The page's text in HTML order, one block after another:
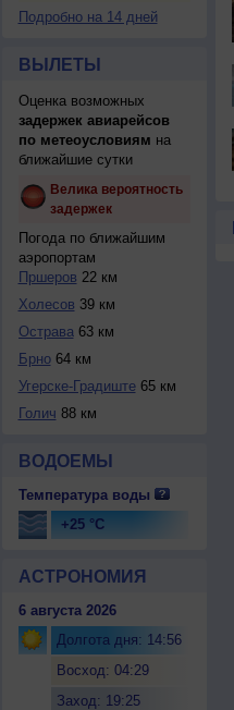
Подробно на 14 дней
ВЫЛЕТЫ
Оценка возможных
задержек авиарейсов
по метеоусловиям на
ближайшие сутки
Велика вероятность
задержек
Погода по ближайшим
аэропортам
Пршеров 22 км
Холесов 39 км
Острава63 км
Брно64 км
Угерске-Градиште65 км
Голич 88 км
ВОДОЕМЫ
Температура воды
+25 °C
АСТРОНОМИЯ
6 августа 2026
Долгота дня: 14:56
Восход: 04:29
Заход: 19:25